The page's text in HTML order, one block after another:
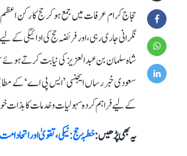
حجاج کرام عرفات میں جمع ہو کر حج کا رکن
نگرانی جاری رہی، اور فریضہ حج کی ادائیگی کے
شاہ سلمان بن عبدالعزیز کی نیابت کرتے ہوئے
سعودی خبر رساں ایجنسی ’ایس پی اے‘ کے
کے لیے فراہم کردہ سہولیات و خدمات کا بذات
یہ بھی پڑھیں :خطبۂ حج: نیکی، تقویٰ اور اتحاد